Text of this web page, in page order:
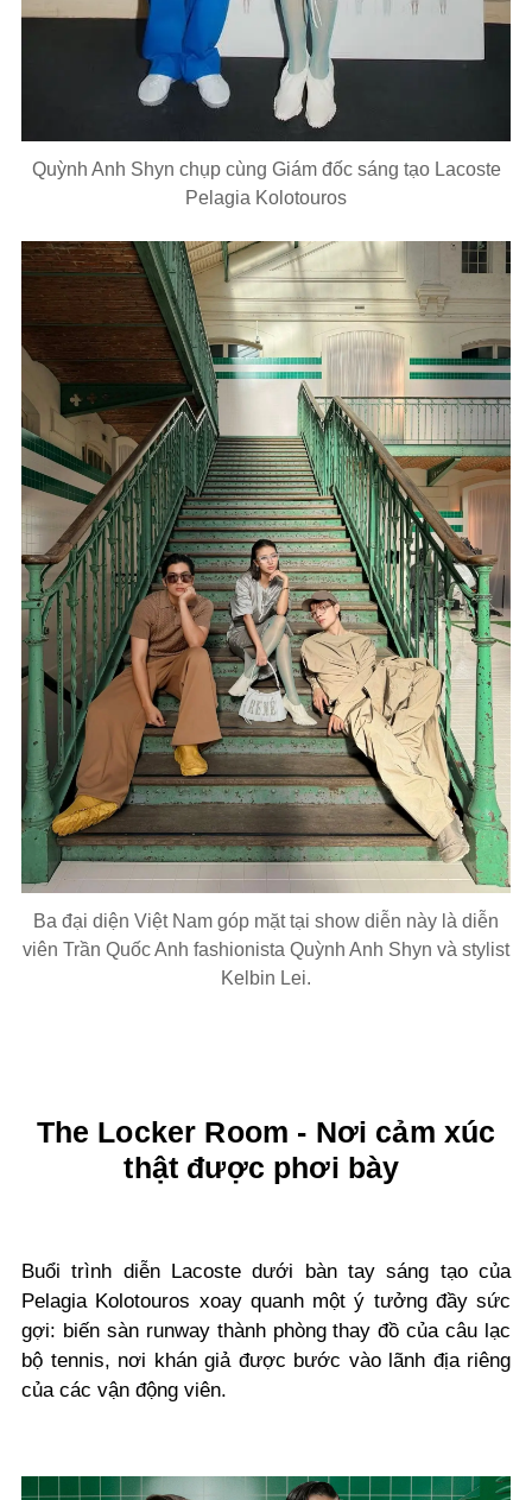
Quỳnh Anh Shyn chụp cùng Giám đốc sáng tạo Lacoste
Pelagia Kolotouros
Ba đại diện Việt Nam góp mặt tại show diễn này là diễn
viên Trần Quốc Anh fashionista Quỳnh Anh Shyn và stylist
Kelbin Lei.
The Locker Room - Nơi cảm xúc
thật được phơi bày
Buổi trình diễn Lacoste dưới bàn tay sáng tạo của
Pelagia Kolotouros xoay quanh một ý tưởng đầy sức
gợi: biến sàn runway thành phòng thay đồ của câu lạc
bộ tennis, nơi khán giả được bước vào lãnh địa riêng
của các vận động viên.